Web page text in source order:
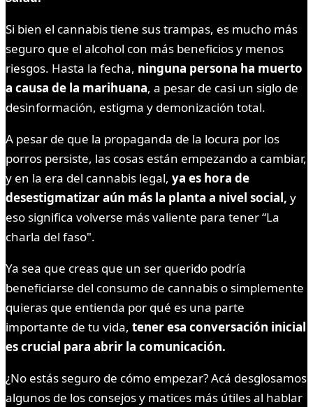
Si bien el cannabis tiene sus trampas, es mucho más
seguro que el alcohol con más beneficios y menos
riesgos. Hasta la fecha, ninguna persona ha muerto
a causa de la marihuana, a pesar de casi un siglo de
desinformación, estigma y demonización total.
A pesar de que la propaganda de la locura por los
porros persiste, las cosas están empezando a cambiar,
y en la era del cannabis legal, ya es hora de
desestigmatizar aún más la planta a nivel social, y
eso significa volverse más valiente para tener “La
charla del faso".
Ya sea que creas que un ser querido podría
beneficiarse del consumo de cannabis o simplemente
quieras que entienda por qué es una parte
importante de tu vida, tener esa conversación inicial
es crucial para abrir la comunicación.
¿No estás seguro de cómo empezar? Acá desglosamos
algunos de los consejos y matices más útiles al hablar